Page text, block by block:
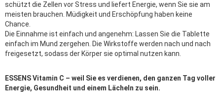
schützt die Zellen vor Stress und liefert Energie, wenn Sie sie am
meisten brauchen. Müdigkeit und Erschöpfung haben keine
Chance.
Die Einnahme ist einfach und angenehm: Lassen Sie die Tablette
einfach im Mund zergehen. Die Wirkstoffe werden nach und nach
freigesetzt, sodass der Körper sie optimal nutzen kann.
ESSENS Vitamin C – weil Sie es verdienen, den ganzen Tag voller
Energie, Gesundheit und einem Lächeln zu sein.